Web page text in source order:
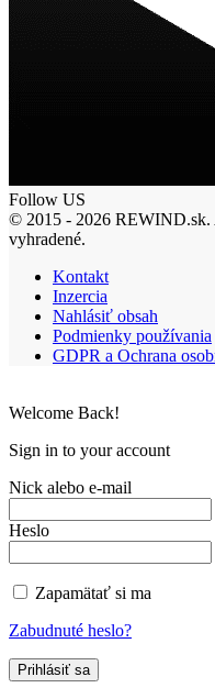
Follow US
© 2015 - 2026 REWIND.sk.
vyhradené.
Kontakt
Inzercia
Nahlásiť obsah
Podmienky používania
GDPR a Ochrana
Welcome Back!
Sign in to your account
Nick alebo e-mail
Heslo
Zapamätať si ma
Zabudnuté heslo?